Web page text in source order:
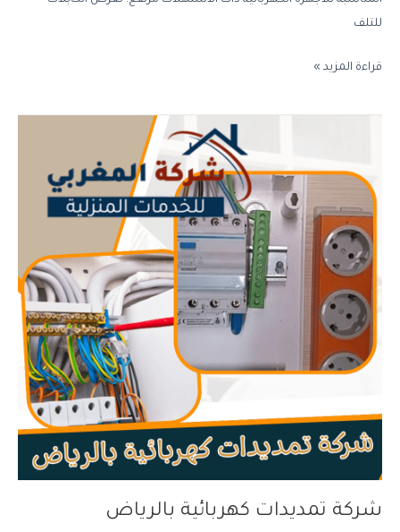
للتلف
قراءة المزيد »
شركة تمديدات كهربائية بالرياض
كهربائية
بالرياض